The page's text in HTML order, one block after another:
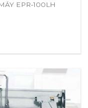
EPR-100LH